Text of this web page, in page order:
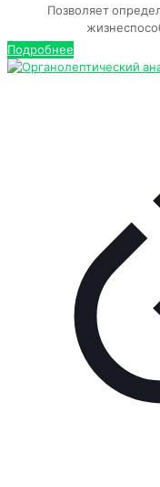
Позволяет
Подробнее